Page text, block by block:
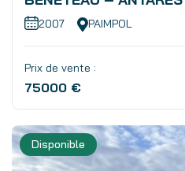
2007 PAIMPOL
Prix de vente :
75000 €
Disponible